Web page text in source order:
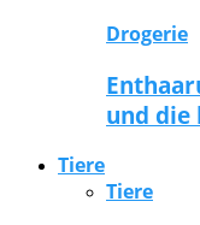
Drogerie
und
Tiere
Tiere